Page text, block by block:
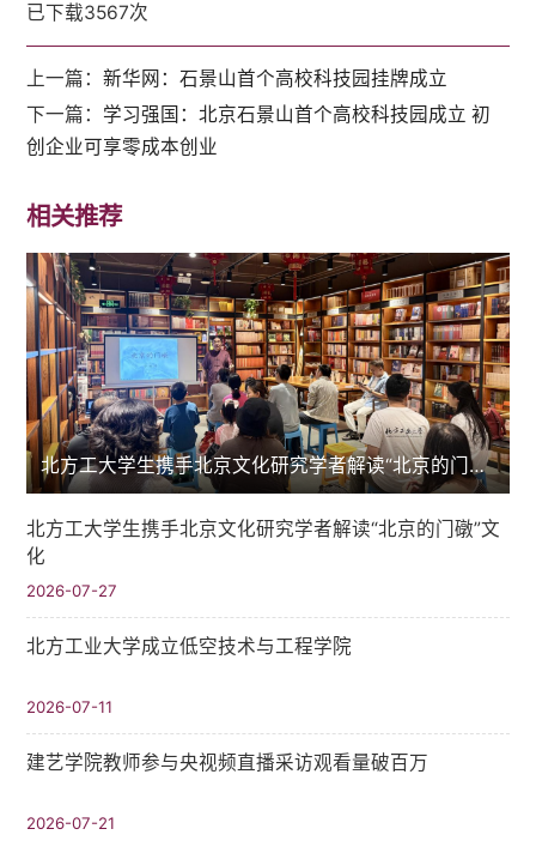
已下载3567次
上一篇：新华网：石景山首个高校科技园挂牌成立
下一篇： 学习强国：北京石景山首个高校科技园成立 初
创企业可享零成本创业
相关推荐
北方工大学生携手北京文化研究学者解读“北京的门礅”文化
北方工大学生携手北京文化研究学者解读“北京的门礅”文
化
2026-07-27
北方工业大学成立低空技术与工程学院
2026-07-11
建艺学院教师参与央视频直播采访观看量破百万
2026-07-21